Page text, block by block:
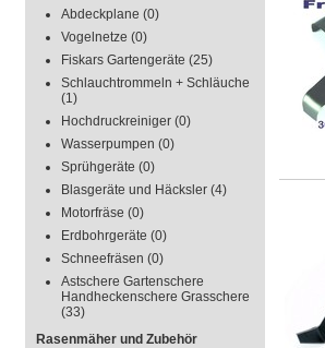
Abdeckplane (0)
Vogelnetze (0)
Fiskars Gartengeräte (25)
Schlauchtrommeln + Schläuche
(1)
Hochdruckreiniger (0)
Wasserpumpen (0)
Sprühgeräte (0)
Blasgeräte und Häcksler (4)
Motorfräse (0)
Erdbohrgeräte (0)
Schneefräsen (0)
Astschere Gartenschere
Handheckenschere Grasschere
(33)
Rasenmäher und Zubehör